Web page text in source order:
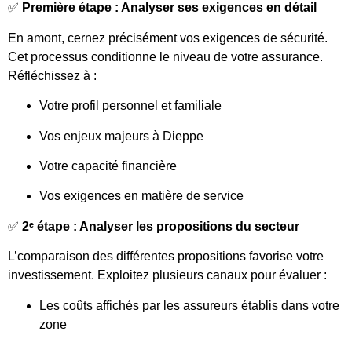
✅ Première étape : Analyser ses exigences en détail
En amont, cernez précisément vos exigences de sécurité.
Cet processus conditionne le niveau de votre assurance.
Réfléchissez à :
Votre profil personnel et familiale
Vos enjeux majeurs à Dieppe
Votre capacité financière
Vos exigences en matière de service
✅ 2ᵉ étape : Analyser les propositions du secteur
L’comparaison des différentes propositions favorise votre
investissement. Exploitez plusieurs canaux pour évaluer :
Les coûts affichés par les assureurs établis dans votre
zone